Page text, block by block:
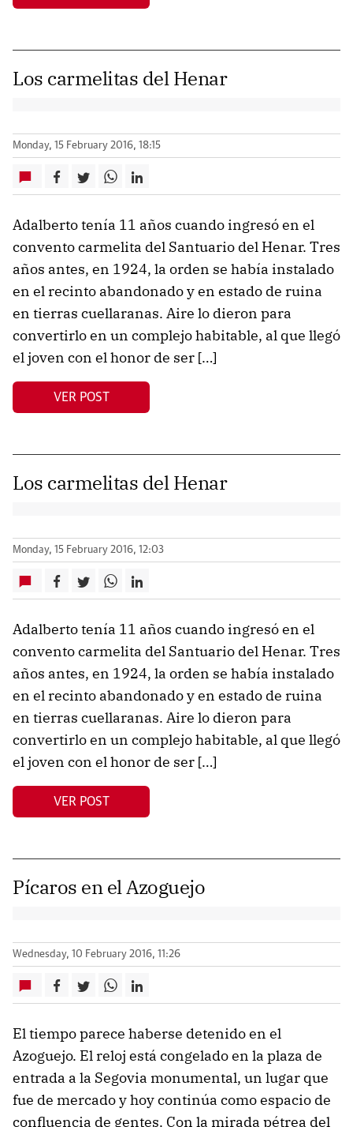
Los carmelitas del Henar
Monday, 15 February 2016, 18:15
Adalberto tenía 11 años cuando ingresó en el
convento carmelita del Santuario del Henar. Tres
años antes, en 1924, la orden se había instalado
en el recinto abandonado y en estado de ruina
en tierras cuellaranas. Aire lo dieron para
convertirlo en un complejo habitable, al que llegó
el joven con el honor de ser […]
VER POST
Los carmelitas del Henar
Monday, 15 February 2016, 12:03
Adalberto tenía 11 años cuando ingresó en el
convento carmelita del Santuario del Henar. Tres
años antes, en 1924, la orden se había instalado
en el recinto abandonado y en estado de ruina
en tierras cuellaranas. Aire lo dieron para
convertirlo en un complejo habitable, al que llegó
el joven con el honor de ser […]
VER POST
Pícaros en el Azoguejo
Wednesday, 10 February 2016, 11:26
El tiempo parece haberse detenido en el
Azoguejo. El reloj está congelado en la plaza de
entrada a la Segovia monumental, un lugar que
fue de mercado y hoy continúa como espacio de
confluencia de gentes. Con la mirada pétrea del